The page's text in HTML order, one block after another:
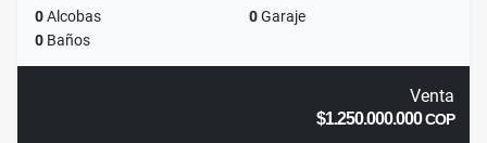
0Alcobas 0Garaje
0 Baños
Venta
$1.250.000.000COP